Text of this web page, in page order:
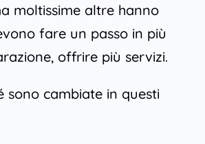
moltissime altre hanno
fare un passo in più
offrire più servizi.
sono cambiate in questi